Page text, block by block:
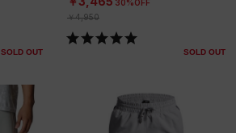
SOLD OUT
30%OFF
￥4,950
SOLD OUT